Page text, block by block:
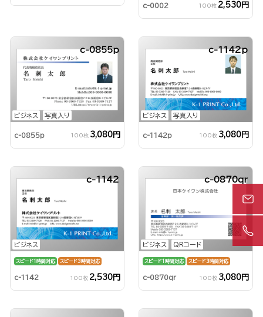
c-0002 100枚 2,530円
ビジネス 写真入り
c-0855p
c-0855p 100枚 3,080円
ビジネス 写真入り
c-1142p
c-1142p 100枚 3,080円
ビジネス
c-1142
スピード1時間対応 スピード3時間対応
c-1142 100枚 2,530円
ビジネス QRコード
c-0870qr
スピード1時間対応 スピード3時間対応
c-0870qr 100枚 3,080円